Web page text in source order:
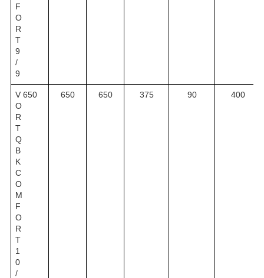
F
O
R
T
9
/
9
V
O
R
T
Q
B
K
C
O
M
F
O
R
T
1
0
/
650 650 650 375 90 400